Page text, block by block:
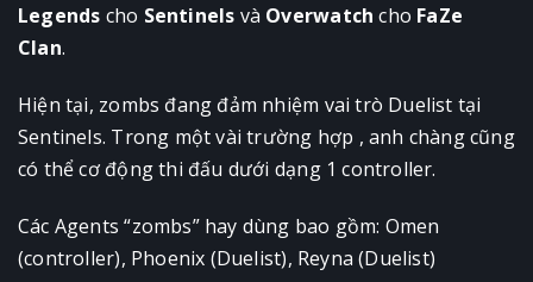
Legends cho Sentinels và Overwatchcho FaZe
Clan.
Hiện tại, zombs đang đảm nhiệm vai trò Duelist tại
Sentinels. Trong một vài trường hợp , anh chàng cũng
có thể cơ động thi đấu dưới dạng 1 controller.
Các Agents “zombs” hay dùng bao gồm: Omen
(controller), Phoenix (Duelist), Reyna (Duelist)